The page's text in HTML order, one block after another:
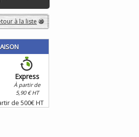
à la liste
Express
À partir de
5,90 € HT
de 500€ HT